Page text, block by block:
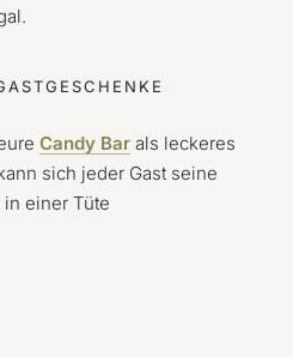
Candy Bar als leckeres
sich jeder Gast seine
einer Tüte